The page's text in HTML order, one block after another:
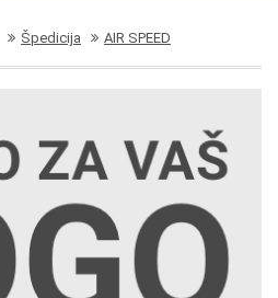
Špedicija AIR SPEED